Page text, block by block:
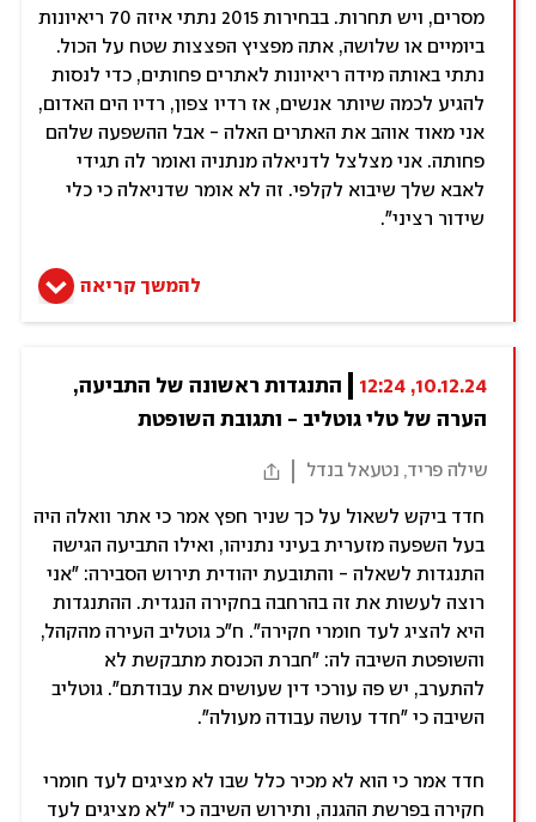
מסרים, ויש תחרות. בבחירות 2015 נתתי איזה 70 ריאיונות
ביומיים או שלושה, אתה מפציץ הפצצות שטח על הכול.
נתתי באותה מידה ריאיונות לאתרים פחותים, כדי לנסות
להגיע לכמה שיותר אנשים, אז רדיו צפון, רדיו הים האדום,
אני מאוד אוהב את האתרים האלה - אבל ההשפעה שלהם
פחותה. אני מצלצל לדניאלה מנתניה ואומר לה תגידי
לאבא שלך שיבוא לקלפי. זה לא אומר שדניאלה כי כלי
שידור רציני".
להמשך קריאה
10.12.24, 12:24
הערה של טלי גוטליב - ותגובת השופטת
שילה פריד, נטעאל בנדל
חדד ביקש לשאול על כך שניר חפץ אמר כי אתר וואלה היה
בעל השפעה מזערית בעיני נתניהו, ואילו התביעה הגישה
התנגדות לשאלה - והתובעת יהודית תירוש הסבירה: "אני
רוצה לעשות את זה בהרחבה בחקירה הנגדית. ההתנגדות
היא להציג לעד חומרי חקירה". ח"כ גוטליב העירה מהקהל,
והשופטת השיבה לה: "חברת הכנסת מתבקשת לא
להתערב, יש פה עורכי דין שעושים את עבודתם". גוטליב
השיבה כי "חדד עושה עבודה מעולה".
חדד אמר כי הוא לא מכיר כלל שבו לא מציגים לעד חומרי
חקירה בפרשת ההגנה, ותירוש השיבה כי "לא מציגים לעד